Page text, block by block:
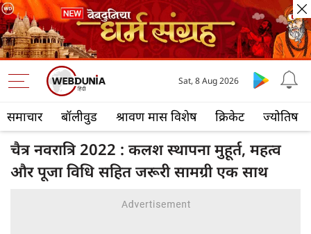
समाचार बॉलीवुड श्रावण मास विशेष क्रिकेट ज्योतिष
Sat, 8 Aug 2026
चैत्र नवरात्रि 2022 : कलश स्थापना मुहूर्त, महत्व
और पूजा विधि सहित जरूरी सामग्री एक साथ